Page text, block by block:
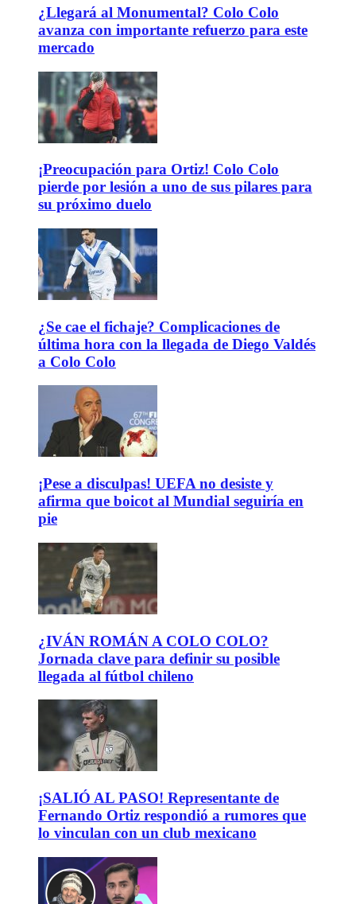
¿Llegará al Monumental? Colo Colo
avanza con importante refuerzo para este
mercado
¡Preocupación para Ortiz! Colo Colo
pierde por lesión a uno de sus pilares para
su próximo duelo
¿Se cae el fichaje? Complicaciones de
última hora con la llegada de Diego Valdés
a Colo Colo
¡Pese a disculpas! UEFA no desiste y
afirma que boicot al Mundial seguiría en
pie
¿IVÁN ROMÁN A COLO COLO?
Jornada clave para definir su posible
llegada al fútbol chileno
¡SALIÓ AL PASO! Representante de
Fernando Ortiz respondió a rumores que
lo vinculan con un club mexicano